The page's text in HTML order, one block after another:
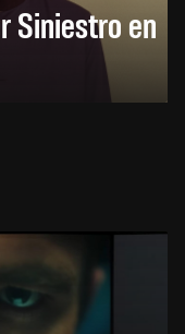
Siniestro en